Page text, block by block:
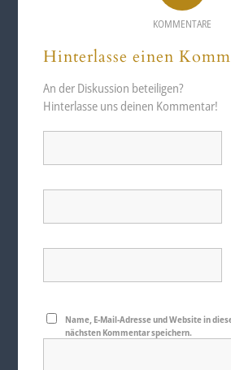
KOMMENTARE
Hinterlasse einen
An der Diskussion beteiligen?
Hinterlasse uns deinen Kommentar!
Name, E-Mail-Adresse und Website in
nächsten Kommentar speichern.